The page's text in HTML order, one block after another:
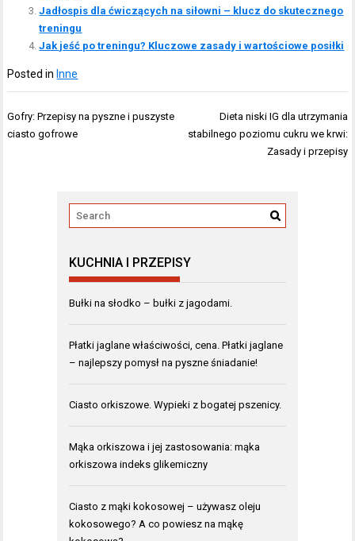
Jadłospis dla ćwiczących na siłowni – klucz do skutecznego
treningu
Jak jeść po treningu? Kluczowe zasady i wartościowe posiłki
Posted in Inne
Nawigacja
wpisu
Gofry: Przepisy na pyszne i puszyste
ciasto gofrowe
Dieta niski IG dla utrzymania
stabilnego poziomu cukru we krwi:
Zasady i przepisy
KUCHNIA I PRZEPISY
Bułki na słodko – bułki z jagodami.
Płatki jaglane właściwości, cena. Płatki jaglane
– najlepszy pomysł na pyszne śniadanie!
Ciasto orkiszowe. Wypieki z bogatej pszenicy.
Mąka orkiszowa i jej zastosowania: mąka
orkiszowa indeks glikemiczny
Ciasto z mąki kokosowej – używasz oleju
kokosowego? A co powiesz na mąkę